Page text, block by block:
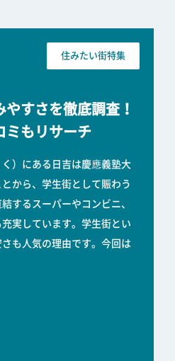
住みたい街特集
やすさを徹底調査！
ミもリサーチ
）にある日吉は慶應義塾大
から、学生街として賑わう
するスーパーやコンビニ、
実しています。学生街とい
も人気の理由です。今回は